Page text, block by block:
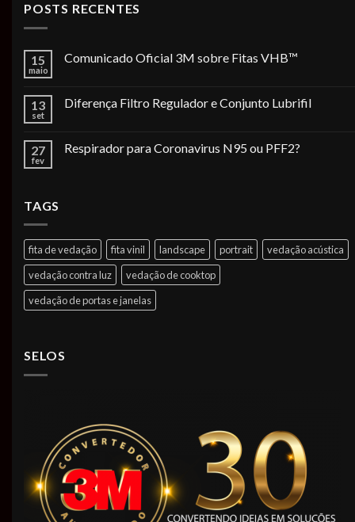
POSTS RECENTES
15
maio
Comunicado Oficial 3M sobre Fitas VHB™
13
set
Diferença Filtro Regulador e Conjunto Lubrifil
27
fev
Respirador para Coronavirus N95 ou PFF2?
TAGS
fita de vedação fita vinil landscape portrait
vedação acústica
vedação contra luz
vedação de cooktop
vedação de portas e janelas
SELOS